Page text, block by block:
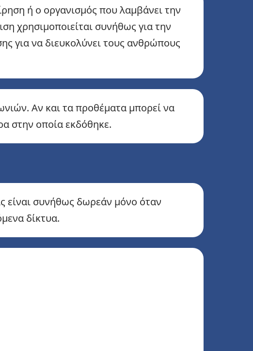
ή ο οργανισμός που λαμβάνει την
χρησιμοποιείται συνήθως για την
για να διευκολύνει τους ανθρώπους
Αν και τα προθέματα μπορεί να
στην οποία εκδόθηκε.
είναι συνήθως δωρεάν μόνο όταν
δίκτυα.